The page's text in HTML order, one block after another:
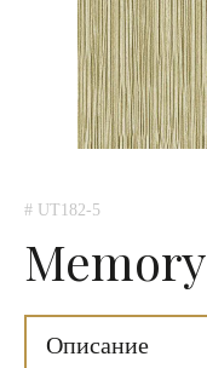
# UT182-5
Memory
Описание